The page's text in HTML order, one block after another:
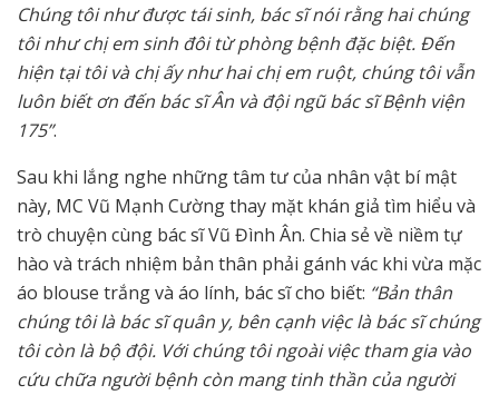
Chúng tôi như được tái sinh, bác sĩ nói rằng hai chúng
tôi như chị em sinh đôi từ phòng bệnh đặc biệt. Đến
hiện tại tôi và chị ấy như hai chị em ruột, chúng tôi vẫn
luôn biết ơn đến bác sĩ Ân và đội ngũ bác sĩ Bệnh viện
175”.
Sau khi lắng nghe những tâm tư của nhân vật bí mật
này, MC Vũ Mạnh Cường thay mặt khán giả tìm hiểu và
trò chuyện cùng bác sĩ Vũ Đình Ân. Chia sẻ về niềm tự
hào và trách nhiệm bản thân phải gánh vác khi vừa mặc
áo blouse trắng và áo lính, bác sĩ cho biết: “Bản thân
chúng tôi là bác sĩ quân y, bên cạnh việc là bác sĩ chúng
tôi còn là bộ đội. Với chúng tôi ngoài việc tham gia vào
cứu chữa người bệnh còn mang tinh thần của người